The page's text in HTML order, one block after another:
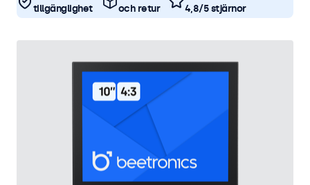
tillgänglighet
och retur
4,8/5 stjärnor